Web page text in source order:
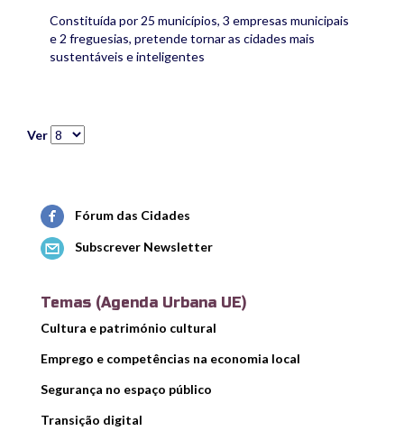
Constituída por 25 municípios, 3 empresas municipais
e 2 freguesias, pretende tornar as cidades mais
sustentáveis e inteligentes
Ver
Fórum das Cidades
Subscrever Newsletter
Temas (Agenda Urbana UE)
Cultura e património cultural
Emprego e competências na economia local
Segurança no espaço público
Transição digital